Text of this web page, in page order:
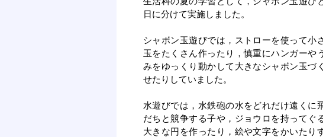
日に分けて実施しました。
シャボン玉遊びでは，ストローを使って小
玉をたくさん作ったり，慎重にハンガーや
みをゆっくり動かして大きなシャボン玉づ
せたりしていました。
水遊びでは，水鉄砲の水をどれだけ遠くに
だちと競争する子や，ジョウロを持ってぐ
大きな円を作ったり，絵や文字をかいたり